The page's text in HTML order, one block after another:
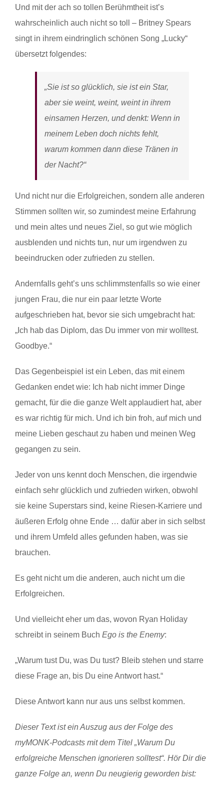
Und mit der ach so tollen Berühmtheit ist’s
wahrscheinlich auch nicht so toll – Britney Spears
singt in ihrem eindringlich schönen Song „Lucky“
übersetzt folgendes:
„Sie ist so glücklich, sie ist ein Star,
aber sie weint, weint, weint in ihrem
einsamen Herzen, und denkt: Wenn in
meinem Leben doch nichts fehlt,
warum kommen dann diese Tränen in
der Nacht?“
Und nicht nur die Erfolgreichen, sondern alle anderen
Stimmen sollten wir, so zumindest meine Erfahrung
und mein altes und neues Ziel, so gut wie möglich
ausblenden und nichts tun, nur um irgendwen zu
beeindrucken oder zufrieden zu stellen.
Andernfalls geht’s uns schlimmstenfalls so wie einer
jungen Frau, die nur ein paar letzte Worte
aufgeschrieben hat, bevor sie sich umgebracht hat:
„Ich hab das Diplom, das Du immer von mir wolltest.
Goodbye.“
Das Gegenbeispiel ist ein Leben, das mit einem
Gedanken endet wie: Ich hab nicht immer Dinge
gemacht, für die die ganze Welt applaudiert hat, aber
es war richtig für mich. Und ich bin froh, auf mich und
meine Lieben geschaut zu haben und meinen Weg
gegangen zu sein.
Jeder von uns kennt doch Menschen, die irgendwie
einfach sehr glücklich und zufrieden wirken, obwohl
sie keine Superstars sind, keine Riesen-Karriere und
äußeren Erfolg ohne Ende … dafür aber in sich selbst
und ihrem Umfeld alles gefunden haben, was sie
brauchen.
Es geht nicht um die anderen, auch nicht um die
Erfolgreichen.
Und vielleicht eher um das, wovon Ryan Holiday
schreibt in seinem Buch Ego is the Enemy:
„Warum tust Du, was Du tust? Bleib stehen und starre
diese Frage an, bis Du eine Antwort hast.“
Diese Antwort kann nur aus uns selbst kommen.
Dieser Text ist ein Auszug aus der Folge des
myMONK-Podcasts mit dem Titel „Warum Du
erfolgreiche Menschen ignorieren solltest“. Hör Dir die
ganze Folge an, wenn Du neugierig geworden bist: